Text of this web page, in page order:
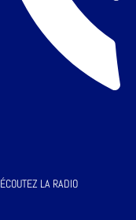
ÉCOUTEZ LA RADIO